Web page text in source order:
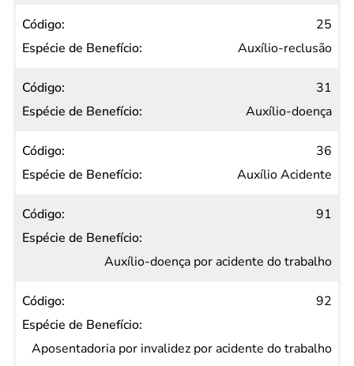
25
Auxílio-reclusão
31
Auxílio-doença
36
Auxílio Acidente
91
Auxílio-doença por acidente do trabalho
92
Aposentadoria por invalidez por acidente do trabalho